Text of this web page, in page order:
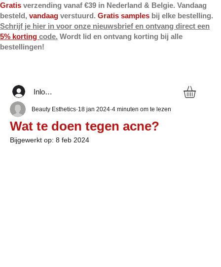
Gratis verzending vanaf €39 in Nederland & Belgie. Vandaag
besteld, vandaag verstuurd. Gratis samples bij elke bestelling.
Schrijf je hier in voor onze nieuwsbrief en ontvang direct een
5% korting code. Wordt lid en ontvang korting bij alle
bestellingen!
Inloggen
Wat te doen tegen acne?
Beauty Esthetics 18 jan 2024 4 minuten om te lezen
Bijgewerkt op: 8 feb 2024